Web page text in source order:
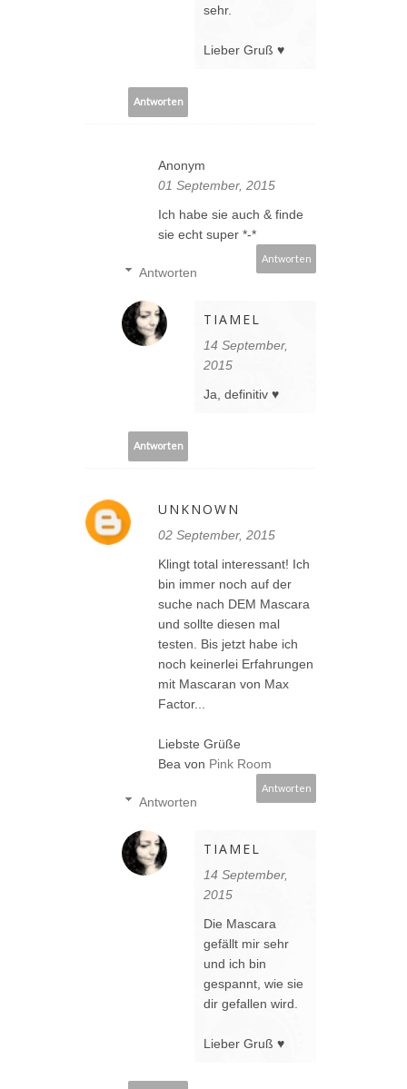
sehr.
Lieber Gruß ♥
Antworten
Anonym
01 September, 2015
Ich habe sie auch & finde
sie echt super *-*
Antworten
Antworten
TIAMEL
14 September,
2015
Ja, definitiv ♥
Antworten
UNKNOWN
02 September, 2015
Klingt total interessant! Ich
bin immer noch auf der
suche nach DEM Mascara
und sollte diesen mal
testen. Bis jetzt habe ich
noch keinerlei Erfahrungen
mit Mascaran von Max
Factor...
Liebste Grüße
Bea von Pink Room
Antworten
Antworten
TIAMEL
14 September,
2015
Die Mascara
gefällt mir sehr
und ich bin
gespannt, wie sie
dir gefallen wird.
Lieber Gruß ♥